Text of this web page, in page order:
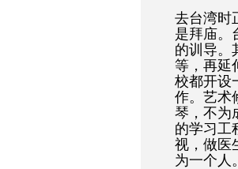
去台湾时
是拜庙。
的训导。
等，再延
校都开设
作。艺术
琴，不为
的学习工
视，做医
为一个人